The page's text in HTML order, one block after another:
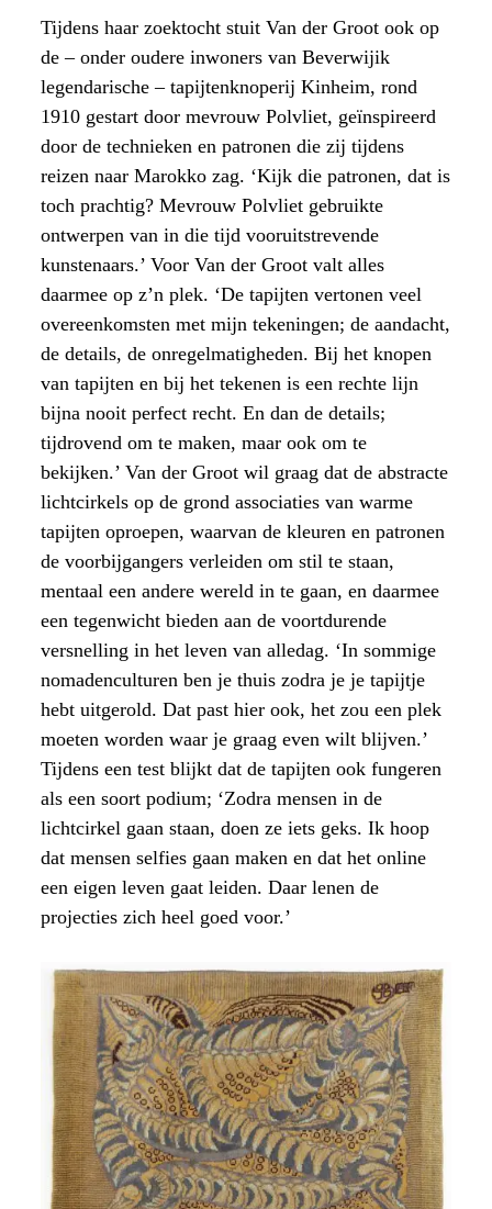
Tijdens haar zoektocht stuit Van der Groot ook op
de – onder oudere inwoners van Beverwijik
legendarische – tapijtenknoperij Kinheim, rond
1910 gestart door mevrouw Polvliet, geïnspireerd
door de technieken en patronen die zij tijdens
reizen naar Marokko zag. ‘Kijk die patronen, dat is
toch prachtig? Mevrouw Polvliet gebruikte
ontwerpen van in die tijd vooruitstrevende
kunstenaars.’ Voor Van der Groot valt alles
daarmee op z’n plek. ‘De tapijten vertonen veel
overeenkomsten met mijn tekeningen; de aandacht,
de details, de onregelmatigheden. Bij het knopen
van tapijten en bij het tekenen is een rechte lijn
bijna nooit perfect recht. En dan de details;
tijdrovend om te maken, maar ook om te
bekijken.’ Van der Groot wil graag dat de abstracte
lichtcirkels op de grond associaties van warme
tapijten oproepen, waarvan de kleuren en patronen
de voorbijgangers verleiden om stil te staan,
mentaal een andere wereld in te gaan, en daarmee
een tegenwicht bieden aan de voortdurende
versnelling in het leven van alledag. ‘In sommige
nomadenculturen ben je thuis zodra je je tapijtje
hebt uitgerold. Dat past hier ook, het zou een plek
moeten worden waar je graag even wilt blijven.’
Tijdens een test blijkt dat de tapijten ook fungeren
als een soort podium; ‘Zodra mensen in de
lichtcirkel gaan staan, doen ze iets geks. Ik hoop
dat mensen selfies gaan maken en dat het online
een eigen leven gaat leiden. Daar lenen de
projecties zich heel goed voor.’